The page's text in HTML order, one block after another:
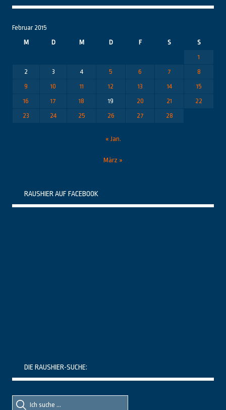
Februar 2015
M
D M D F S
S
1
2
3 4 5 6 7
8
9
10 11 12 13 14
15
16
17 18 19 20 21
22
23
24 25 26 27 28
« Jan.
März »
RAUSHIER AUF FACEBOOK
DIE RAUSHIER-SUCHE:
Suche
nach::
Suche
nach: